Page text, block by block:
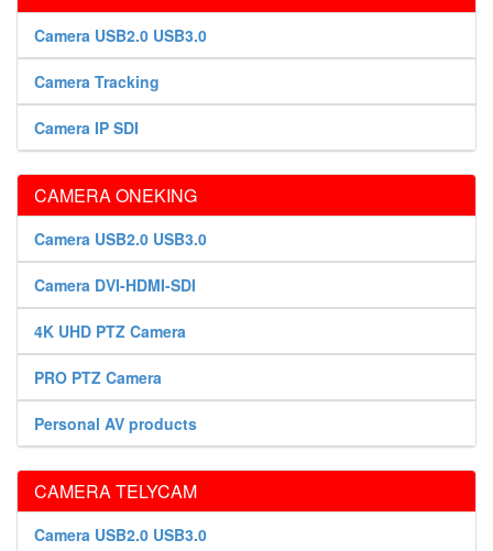
Camera USB2.0 USB3.0
Camera Tracking
Camera IP SDI
CAMERA ONEKING
Camera USB2.0 USB3.0
Camera DVI-HDMI-SDI
4K UHD PTZ Camera
PRO PTZ Camera
Personal AV products
CAMERA TELYCAM
Camera USB2.0 USB3.0